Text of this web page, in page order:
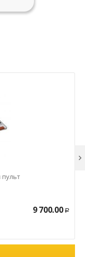
9 700.00 Р
